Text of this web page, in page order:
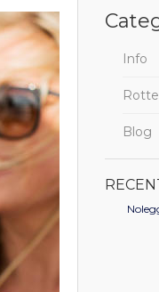
Info
Rotte
Blog